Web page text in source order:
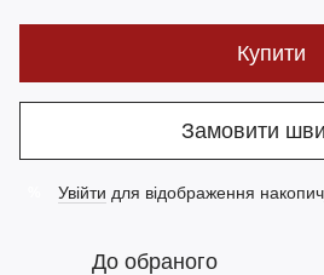
Купити
Замовити
Увійти для відображення
До обраного